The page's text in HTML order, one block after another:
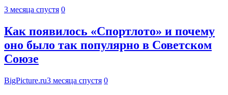
3 месяца спустя 0
Как появилось «Спортлото» и почему
оно было так популярно в Советском
Союзе
BigPicture.ru3 месяца спустя 0